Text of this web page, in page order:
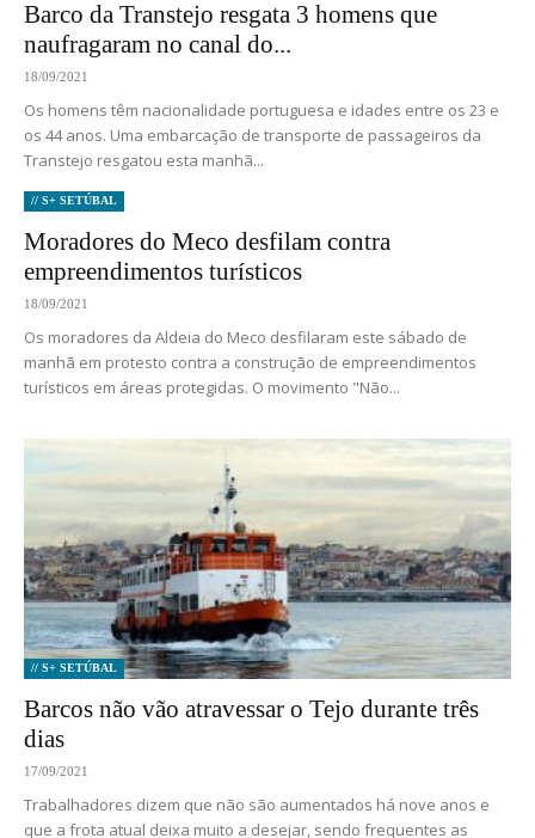
Barco da Transtejo resgata 3 homens que
naufragaram no canal do...
18/09/2021
Os homens têm nacionalidade portuguesa e idades entre os 23 e
os 44 anos. Uma embarcação de transporte de passageiros da
Transtejo resgatou esta manhã...
// S+ SETÚBAL
Moradores do Meco desfilam contra
empreendimentos turísticos
18/09/2021
Os moradores da Aldeia do Meco desfilaram este sábado de
manhã em protesto contra a construção de empreendimentos
turísticos em áreas protegidas. O movimento "Não...
// S+ SETÚBAL
Barcos não vão atravessar o Tejo durante três
dias
17/09/2021
Trabalhadores dizem que não são aumentados há nove anos e
que a frota atual deixa muito a desejar, sendo frequentes as